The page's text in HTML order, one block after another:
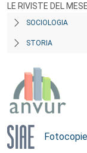
LE RIVISTE DEL MESE
SOCIOLOGIA
STORIA